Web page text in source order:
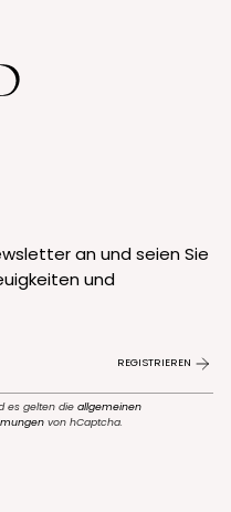
an und seien Sie
und
REGISTRIEREN
es gelten die allgemeinen
von hCaptcha.